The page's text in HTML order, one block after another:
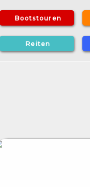
Bootstouren
Reiten